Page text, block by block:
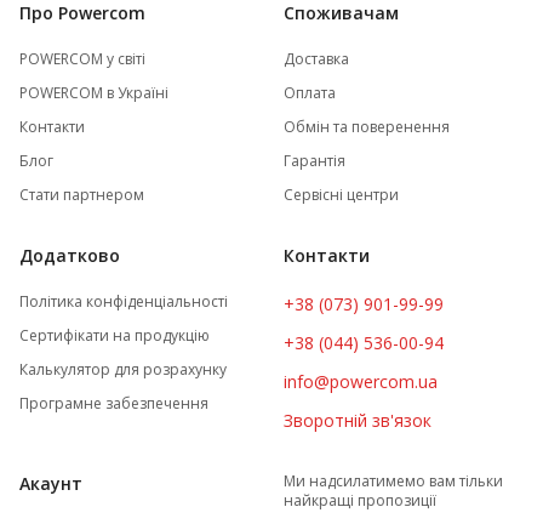
Про Powercom
POWERCOM у світі
POWERCOM в Україні
Контакти
Блог
Стати партнером
Споживачам
Доставка
Оплата
Обмін та поверенення
Гарантія
Сервісні центри
Додатково
Політика конфіденціальності
Сертифікати на продукцію
Калькулятор для розрахунку
Програмне забезпечення
Контакти
+38 (073) 901-99-99
+38 (044) 536-00-94
info@powercom.ua
Зворотній зв'язок
Акаунт
Ми надсилатимемо вам тільки
найкращі пропозиції